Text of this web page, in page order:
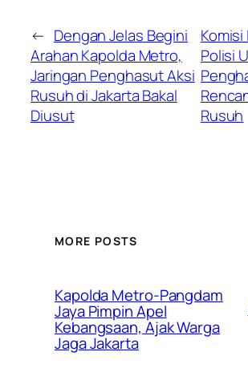
← Dengan Jelas Begini
Arahan Kapolda Metro,
Jaringan Penghasut Aksi
Rusuh di Jakarta Bakal
Diusut
Komisi
Polisi
Rusuh
MORE POSTS
Kapolda Metro-Pangdam
Jaya Pimpin Apel
Kebangsaan, Ajak Warga
Jaga Jakarta